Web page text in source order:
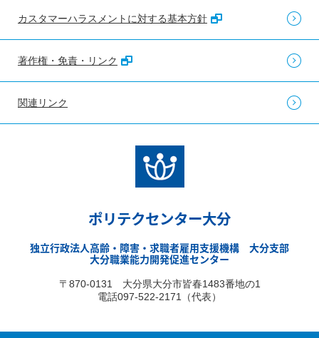
カスタマーハラスメントに対する基本方針
著作権・免責・リンク
関連リンク
ポリテクセンター大分
独立行政法人高齢・障害・求職者雇用支援機構 大分支部
大分職業能力開発促進センター
〒870-0131 大分県大分市皆春1483番地の1
電話097-522-2171（代表）